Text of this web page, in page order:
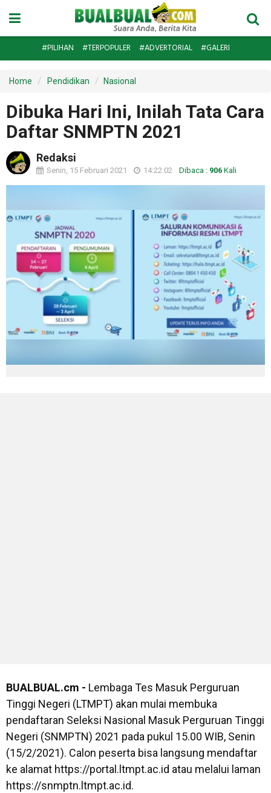
#PILIHAN #TERPOPULER #ADVERTORIAL #GALERI
Home Pendidikan Nasional
Dibuka Hari Ini, Inilah Tata Cara
Daftar SNMPTN 2021
Redaksi
Senin, 15 Februari 2021 14:22:02 Dibaca : 906 Kali
BUALBUAL.cm - Lembaga Tes Masuk Perguruan
Tinggi Negeri (LTMPT) akan mulai membuka
pendaftaran Seleksi Nasional Masuk Perguruan Tinggi
Negeri (SNMPTN) 2021 pada pukul 15.00 WIB, Senin
(15/2/2021). Calon peserta bisa langsung mendaftar
ke alamat https://portal.ltmpt.ac.id atau melalui laman
https://snmptn.ltmpt.ac.id.